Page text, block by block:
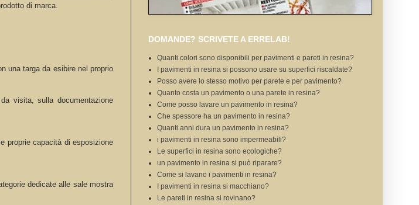
di marca.
una targa da esibire nel proprio
visita, sulla documentazione
proprie capacità di esposizione
dedicate alle sale mostra
DOMANDE? SCRIVETE A ERRELAB!
Quanti colori sono disponibili per pavimenti e pareti in resina?
I pavimenti in resina si possono usare su superfici riscaldate?
Posso avere lo stesso motivo per parete e per pavimento?
Quanto costa un pavimento o una parete in resina?
Come posso lavare un pavimento in resina?
Che spessore ha un pavimento in resina?
Quanti anni dura un pavimento in resina?
i pavimenti in resina sono impermeabili?
Le superfici in resina sono ecologiche?
un pavimento in resina si può riparare?
Come si lavano i pavimenti in resina?
I pavimenti in resina si macchiano?
Le pareti in resina si rovinano?